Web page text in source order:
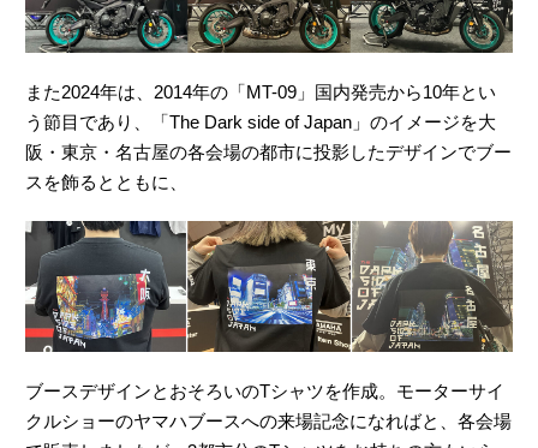
また2024年は、2014年の「MT-09」国内発売から10年とい
う節⽬であり、「The Dark side of Japan」のイメージを⼤
阪・東京・名古屋の各会場の都市に投影したデザインでブー
スを飾るとともに、
ブースデザインとおそろいのTシャツを作成。モーターサイ
クルショーのヤマハブースへの来場記念になればと、各会場